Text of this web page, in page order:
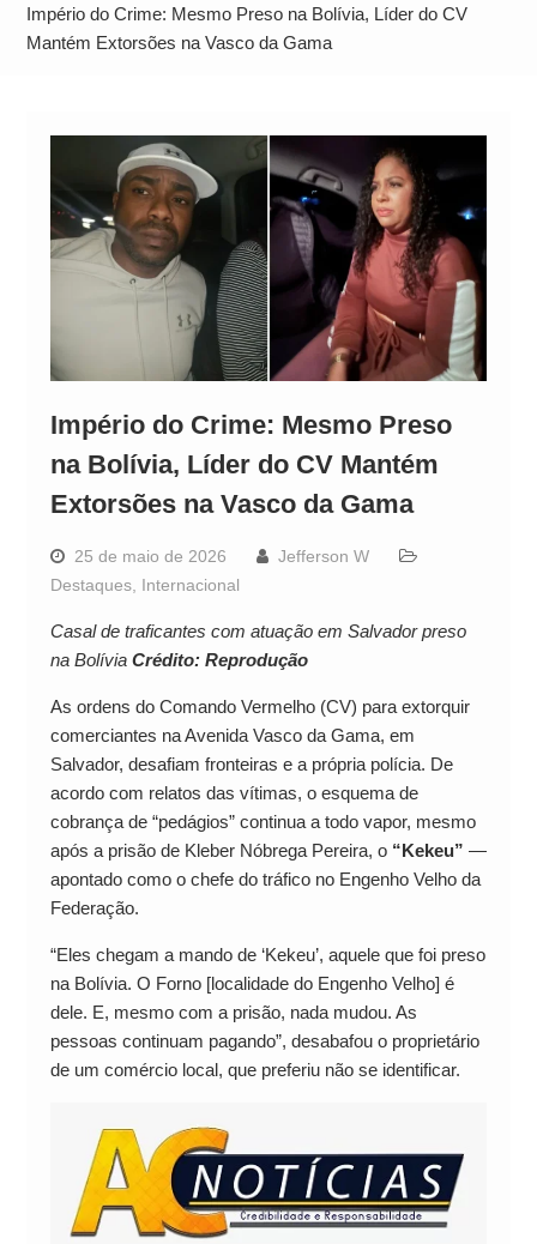
Comando Vermelho
Quem é Dr. Daniel? Conheça a trajetória do
Império do Crime: Mesmo Preso na Bolívia, Líder do CV
Mantém Extorsões na Vasco da Gama
Império do Crime: Mesmo Preso
na Bolívia, Líder do CV Mantém
Extorsões na Vasco da Gama
25 de maio de 2026
Jefferson W
Destaques, Internacional
Casal de traficantes com atuação em Salvador preso
na Bolívia Crédito: Reprodução
As ordens do Comando Vermelho (CV) para extorquir
comerciantes na Avenida Vasco da Gama, em
Salvador, desafiam fronteiras e a própria polícia. De
acordo com relatos das vítimas, o esquema de
cobrança de “pedágios” continua a todo vapor, mesmo
após a prisão de Kleber Nóbrega Pereira, o “Kekeu” —
apontado como o chefe do tráfico no Engenho Velho da
Federação.
“Eles chegam a mando de ‘Kekeu’, aquele que foi preso
na Bolívia. O Forno [localidade do Engenho Velho] é
dele. E, mesmo com a prisão, nada mudou. As
pessoas continuam pagando”, desabafou o proprietário
de um comércio local, que preferiu não se identificar.